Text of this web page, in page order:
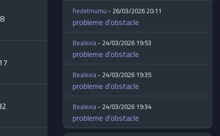
fredetmumu- 26/03/2026 20:11
probleme d'obstacle
Bealexia- 24/03/2026 19:53
probleme d'obstacle
Bealexia- 24/03/2026 19:35
probleme d'obstacle
Bealexia- 24/03/2026 19:34
probleme d'obstacle